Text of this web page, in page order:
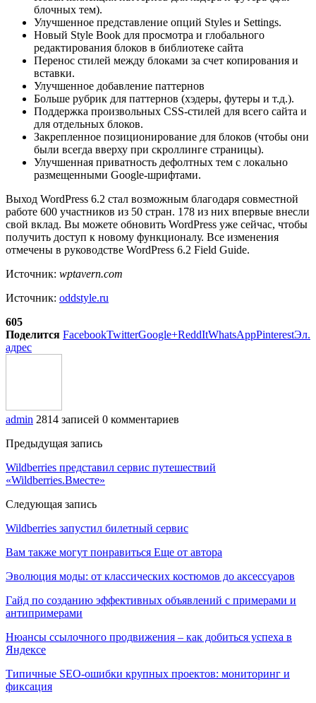
блочных тем).
Улучшенное представление опций Styles и Settings.
Новый Style Book для просмотра и глобального
редактирования блоков в библиотеке сайта
Перенос стилей между блоками за счет копирования и
вставки.
Улучшенное добавление паттернов
Больше рубрик для паттернов (хэдеры, футеры и т.д.).
Поддержка произвольных CSS-стилей для всего сайта и
для отдельных блоков.
Закрепленное позиционирование для блоков (чтобы они
были всегда вверху при скроллинге страницы).
Улучшенная приватность дефолтных тем с локально
размещенными Google-шрифтами.
Выход WordPress 6.2 стал возможным благодаря совместной
работе 600 участников из 50 стран. 178 из них впервые внесли
свой вклад. Вы можете обновить WordPress уже сейчас, чтобы
получить доступ к новому функционалу. Все изменения
отмечены в руководстве WordPress 6.2 Field Guide.
Источник: wptavern.com
Источник: oddstyle.ru
605
Поделится FacebookTwitterGoogle+ReddItWhatsAppPinterestЭл.
адрес
admin 2814 записей 0 комментариев
Предыдущая запись
Wildberries представил сервис путешествий
«Wildberries.Вместе»
Следующая запись
Wildberries запустил билетный сервис
Вам также могут понравиться Еще от автора
Эволюция моды: от классических костюмов до аксессуаров
Гайд по созданию эффективных объявлений с примерами и
антипримерами
Нюансы ссылочного продвижения – как добиться успеха в
Яндексе
Типичные SEO-ошибки крупных проектов: мониторинг и
фиксация